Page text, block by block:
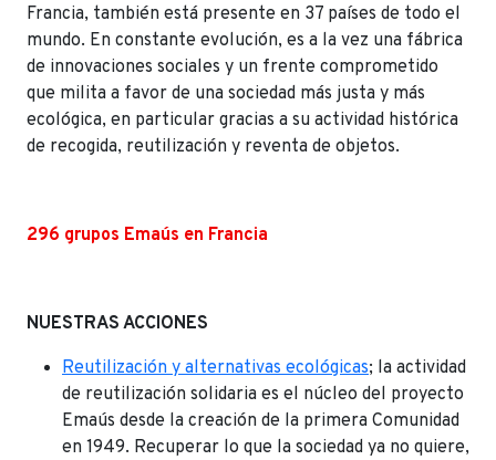
Francia, también está presente en 37 países de todo el
mundo. En constante evolución, es a la vez una fábrica
de innovaciones sociales y un frente comprometido
que milita a favor de una sociedad más justa y más
ecológica, en particular gracias a su actividad histórica
de recogida, reutilización y reventa de objetos.
296 grupos Emaús en Francia
NUESTRAS ACCIONES
Reutilización y alternativas ecológicas; la actividad
de reutilización solidaria es el núcleo del proyecto
Emaús desde la creación de la primera Comunidad
en 1949. Recuperar lo que la sociedad ya no quiere,